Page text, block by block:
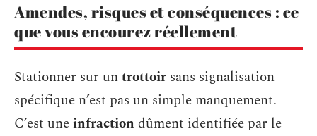
Amendes, risques et conséquences : ce
que vous encourez réellement
Stationner sur untrottoir sans signalisation
spécifique n’est pas un simple manquement.
C’est uneinfractiondûment identifiée par le